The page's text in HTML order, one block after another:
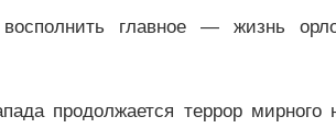
главное — жизнь
продолжается террор